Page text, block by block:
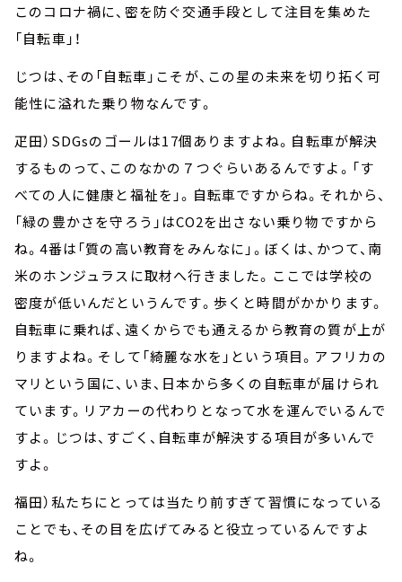
このコロナ禍に、密を防ぐ交通手段として注目を集めた
「自転車」！
じつは、その「自転車」こそが、この星の未来を切り拓く可
能性に溢れた乗り物なんです。
疋田）SDGsのゴールは17個ありますよね。自転車が解決
するものって、このなかの７つぐらいあるんですよ。「す
べての人に健康と福祉を」。自転車ですからね。それから、
「緑の豊かさを守ろう」はCO2を出さない乗り物ですから
ね。4番は「質の高い教育をみんなに」。ぼくは、かつて、南
米のホンジュラスに取材へ行きました。ここでは学校の
密度が低いんだというんです。歩くと時間がかかります。
自転車に乗れば、遠くからでも通えるから教育の質が上が
りますよね。そして「綺麗な水を」という項目。アフリカの
マリという国に、いま、日本から多くの自転車が届けられ
ています。リアカーの代わりとなって水を運んでいるんで
すよ。じつは、すごく、自転車が解決する項目が多いんで
すよ。
福田）私たちにとっては当たり前すぎて習慣になっている
ことでも、その目を広げてみると役立っているんですよ
ね。